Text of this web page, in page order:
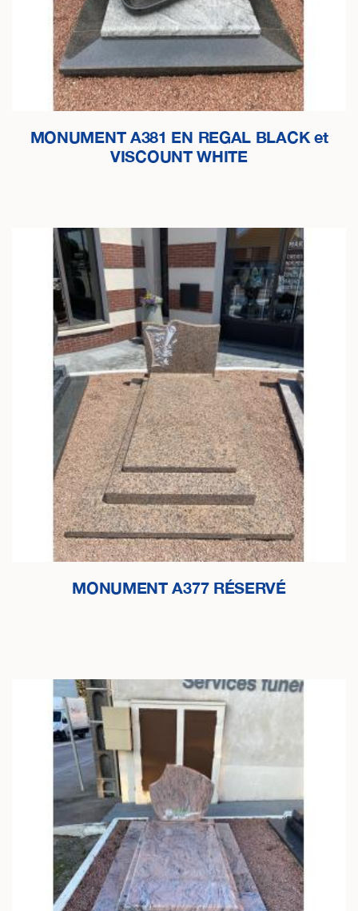
MONUMENT A381 EN REGAL BLACK et
VISCOUNT WHITE
MONUMENT A377 RÉSERVÉ